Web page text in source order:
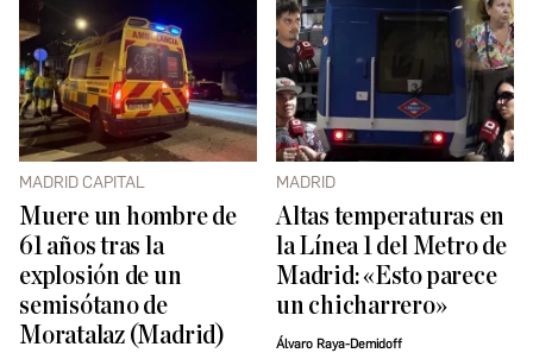
MADRID CAPITAL
Muere un hombre de
61 años tras la
explosión de un
semisótano de
Moratalaz (Madrid)
MADRID
Altas temperaturas en
la Línea 1 del Metro de
Madrid: «Esto parece
un chicharrero»
Álvaro Raya-Demidoff